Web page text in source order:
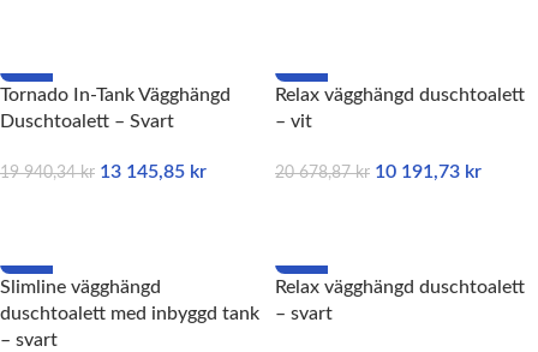
Tornado In-Tank Vägghängd
Duschtoalett – Svart
19 940,34kr 13 145,85 kr
-51%
Relax vägghängd duschtoalett
– vit
20 678,87kr 10 191,73 kr
-36%
SLUTSÅLD
Slimline vägghängd
duschtoalett med inbyggd tank
– svart
-62%
SLUTSÅLD
Relax vägghängd duschtoalett
– svart